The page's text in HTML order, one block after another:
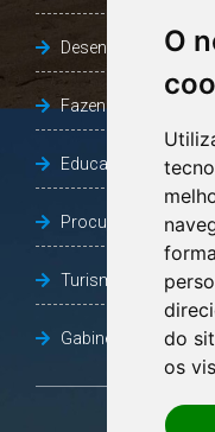
O
do
os
Desenvolvimento
Fazenda e
Educação
Procuradoria Geral
Turismo, Desporto
Gabinete Vice-